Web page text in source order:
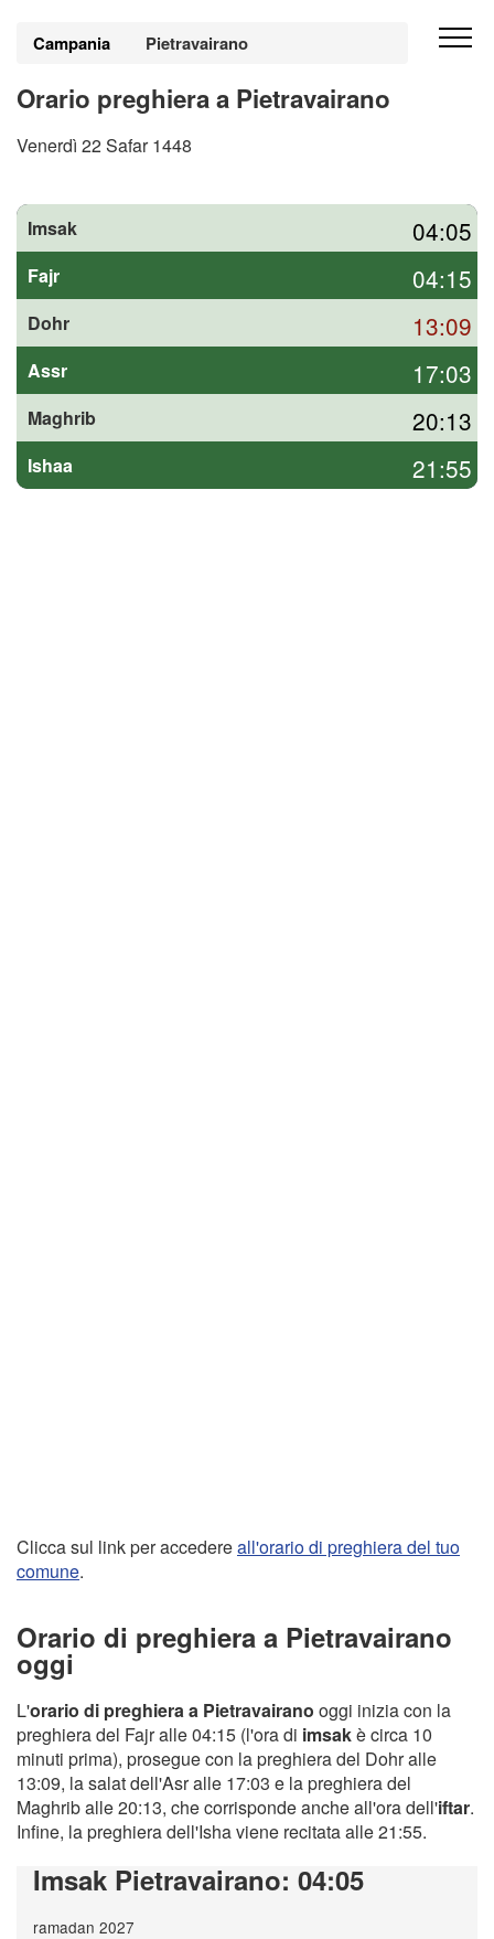
Campania Pietravairano
Orario preghiera a Pietravairano
Venerdì 22 Safar 1448
Imsak 04:05
Fajr 04:15
Dohr 13:09
Assr 17:03
Maghrib 20:13
Ishaa 21:55
Clicca sul link per accedereall'orario di preghiera del tuo
comune.
Orario di preghiera a Pietravairano
oggi
L'orario di preghiera a Pietravairano oggi inizia con la
preghiera del Fajr alle 04:15 (l'ora di imsakè circa 10
minuti prima), prosegue con la preghiera del Dohr alle
13:09, la salat dell'Asr alle 17:03 e la preghiera del
Maghrib alle 20:13, che corrisponde anche all'ora dell'iftar.
Infine, la preghiera dell'Isha viene recitata alle 21:55.
Imsak Pietravairano: 04:05
ramadan 2027